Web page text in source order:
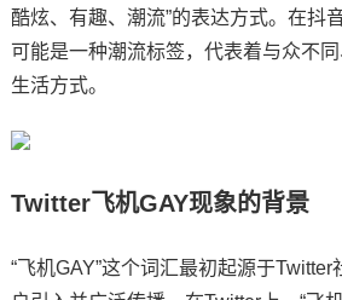
酷炫、有趣、潮流”的表达方式。在抖
可能是一种潮流标签，代表着与众不
生活方式。
Twitter飞机GAY现象的背景
“飞机GAY”这个词汇最初起源于Twitter